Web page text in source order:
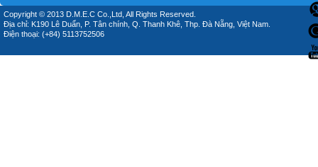
Copyright © 2013 D.M.E.C Co.,Ltd, All Rights Reserved.
Địa chỉ: K190 Lê Duẩn, P. Tân chính, Q. Thanh Khê, Thp. Đà Nẵng, Việt Nam.
Điện thoại: (+84) 5113752506